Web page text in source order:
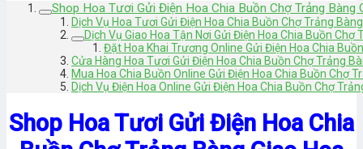
Shop Hoa Tươi Gửi Điện Hoa Chia Buồn Chợ Trảng Bàng
Dịch Vụ Hoa Tươi Gửi Điện Hoa Chia Buồn Chợ Trảng
Dịch Vụ Giao Hoa Tận Nơi Gửi Điện Hoa Chia Buồn
Đặt Hoa Khai Trương Online Gửi Điện Hoa Chia
Cửa Hàng Hoa Tươi Gửi Điện Hoa Chia Buồn Chợ Trảng
Mua Hoa Chia Buồn Online Gửi Điện Hoa Chia Buồn Chợ
Dịch Vụ Điện Hoa Online Gửi Điện Hoa Chia Buồn Chợ
Shop Hoa Tươi Gửi Điện Hoa Chia